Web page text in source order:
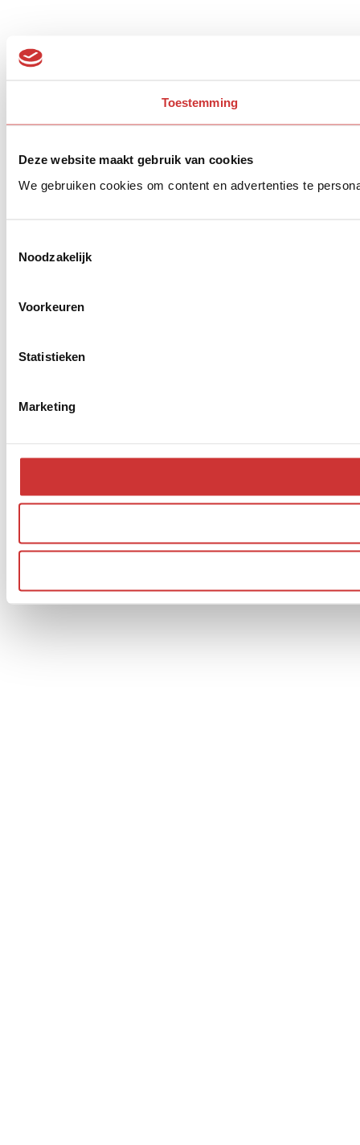
Toestemming
Deze website maakt gebruik van cookies
We gebruiken cookies om content en advertenties te
Noodzakelijk
Voorkeuren
Statistieken
Marketing